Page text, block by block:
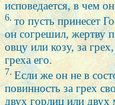
исповедается, в чем
6. то пусть принесет
он согрешил, жертву
овцу или козу, за
греха его.
7. Если же он не в
повинность за грех
двух горлиц или